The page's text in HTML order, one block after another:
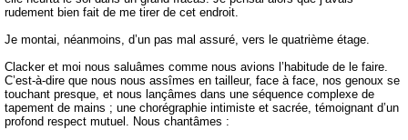
rudement bien fait de me tirer de cet endroit.
Je montai, néanmoins, d’un pas mal assuré, vers le quatrième étage.
Clacker et moi nous saluâmes comme nous avions l’habitude de le faire.
C’est-à-dire que nous nous assîmes en tailleur, face à face, nos genoux se
touchant presque, et nous lançâmes dans une séquence complexe de
tapement de mains ; une chorégraphie intimiste et sacrée, témoignant d’un
profond respect mutuel. Nous chantâmes :